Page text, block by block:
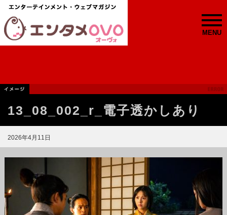
MENU
13_08_002_r_電子透かしあり
2026年4月11日